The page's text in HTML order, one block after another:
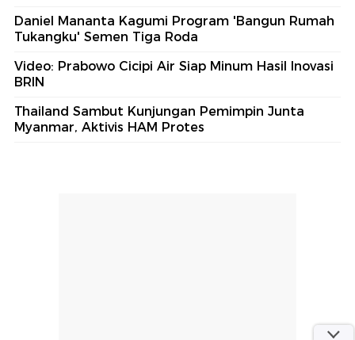
Daniel Mananta Kagumi Program 'Bangun Rumah
Tukangku' Semen Tiga Roda
Video: Prabowo Cicipi Air Siap Minum Hasil Inovasi
BRIN
Thailand Sambut Kunjungan Pemimpin Junta
Myanmar, Aktivis HAM Protes